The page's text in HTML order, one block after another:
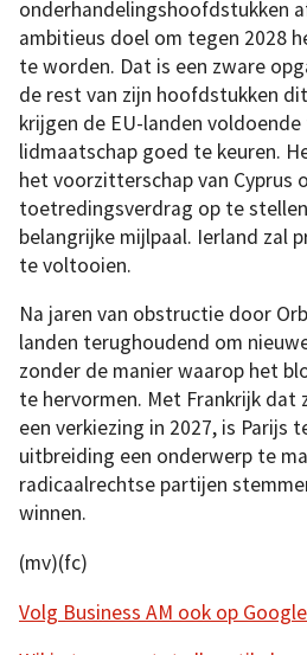
onderhandelingshoofdstukken
ambitieus doel om tegen 2028
te worden. Dat is een zware
de rest van zijn hoofdstukken
krijgen de EU-landen
lidmaatschap goed te keuren.
het voorzitterschap van Cyprus
toetredingsverdrag op te
belangrijke mijlpaal. Ierland zal
te voltooien.
Na jaren van obstructie door
landen terughoudend om
zonder de manier waarop het
te hervormen. Met Frankrijk dat
een verkiezing in 2027, is Parijs
uitbreiding een onderwerp te
radicaalrechtse partijen
winnen.
(mv)(fc)
Volg Business AM ook op